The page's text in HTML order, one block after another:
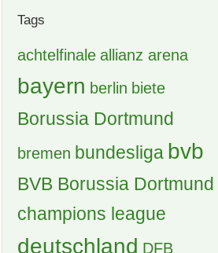
Tags
achtelfinale allianz arena
bayern berlin biete
Borussia Dortmund
bremen bundesliga bvb
BVB Borussia Dortmund
champions league
deutschland DFB